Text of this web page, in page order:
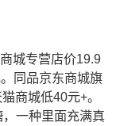
城专营店价19.9
同品京东商城旗
商城低40元+。
一种里面充满真